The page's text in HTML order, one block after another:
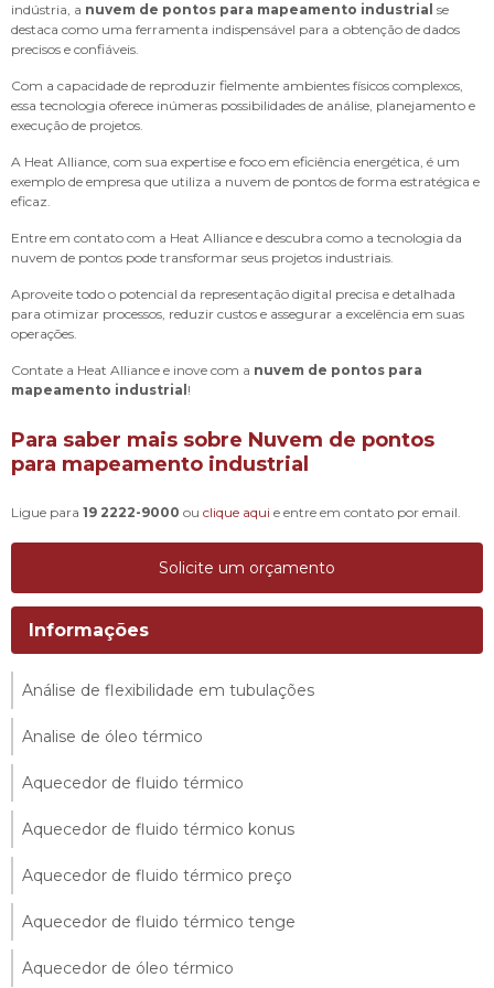
indústria, a nuvem de pontos para mapeamento industrial se
destaca como uma ferramenta indispensável para a obtenção de dados
precisos e confiáveis.
Com a capacidade de reproduzir fielmente ambientes físicos complexos,
essa tecnologia oferece inúmeras possibilidades de análise, planejamento e
execução de projetos.
A Heat Alliance, com sua expertise e foco em eficiência energética, é um
exemplo de empresa que utiliza a nuvem de pontos de forma estratégica e
eficaz.
Entre em contato com a Heat Alliance e descubra como a tecnologia da
nuvem de pontos pode transformar seus projetos industriais.
Aproveite todo o potencial da representação digital precisa e detalhada
para otimizar processos, reduzir custos e assegurar a excelência em suas
operações.
Contate a Heat Alliance e inove com a nuvem de pontos para
mapeamento industrial !
Para saber mais sobre Nuvem de pontos
para mapeamento industrial
Ligue para 19 2222-9000 ou clique aqui e entre em contato por email.
Solicite um orçamento
Informações
Análise de flexibilidade em tubulações
Analise de óleo térmico
Aquecedor de fluido térmico
Aquecedor de fluido térmico konus
Aquecedor de fluido térmico preço
Aquecedor de fluido térmico tenge
Aquecedor de óleo térmico